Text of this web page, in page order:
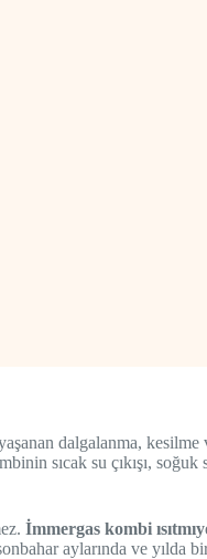
dalgalanma,
sıcak su çıkışı,
İmmergas kombi
aylarında ve yılda